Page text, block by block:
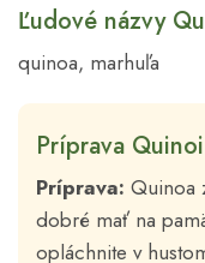
Ľudové názvy
quinoa, marhuľa
Príprava Quinoi
Príprava: Quinoa
dobré mať na
opláchnite v